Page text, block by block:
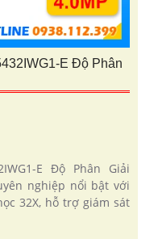
E Độ Phân
E Độ Phân Giải
nghiệp nổi bật với
32X, hỗ trợ giám sát